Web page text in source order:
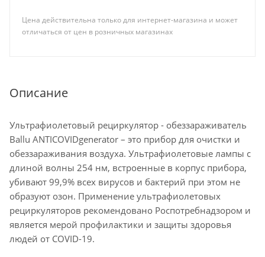
Цена действительна только для интернет-магазина и может
отличаться от цен в розничных магазинах
Описание
Ультрафиолетовый рециркулятор - обеззараживатель
Ballu ANTICOVIDgenerator – это прибор для очистки и
обеззараживания воздуха. Ультрафиолетовые лампы с
длиной волны 254 нм, встроенные в корпус прибора,
убивают 99,9% всех вирусов и бактерий при этом не
образуют озон. Применение ультрафиолетовых
рециркуляторов рекомендовано Роспотребнадзором и
является мерой профилактики и защиты здоровья
людей от COVID-19.